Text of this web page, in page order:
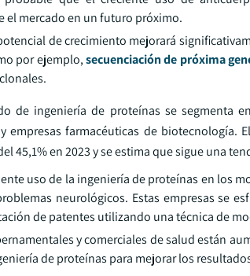
el mercado en un futuro próximo.
de crecimiento mejorará
por ejemplo,secuenciación de próxima
de ingeniería de proteínas se segmenta
empresas farmacéuticas de biotecnología.
45,1% en 2023 y se estima que sigue una
uso de la ingeniería de proteínas en los
neurológicos. Estas empresas se
de patentes utilizando una técnica de
y comerciales de salud están
de proteínas para mejorar los